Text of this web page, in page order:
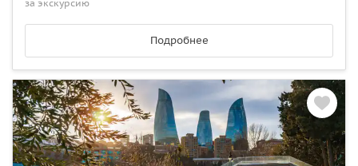
за экскурсию
Подробнее